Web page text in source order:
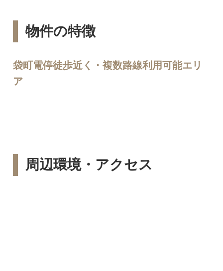
物件の特徴
袋町電停徒歩近く・複数路線利用可能エリ
ア
周辺環境・アクセス